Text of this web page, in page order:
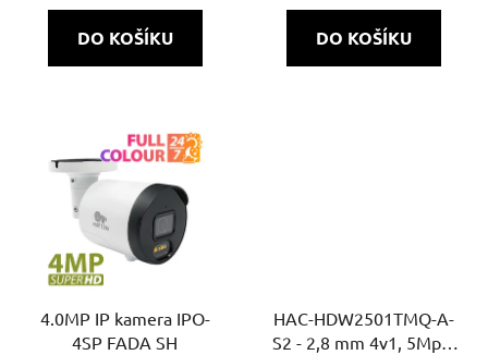
DO KOŠÍKU DO KOŠÍKU
4.0MP IP kamera IPO-
4SP FADA SH
HAC-HDW2501TMQ-A-
S2 - 2,8 mm 4v1, 5Mpix